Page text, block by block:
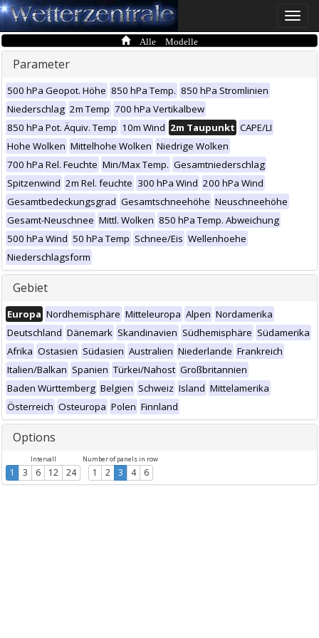
Toggle
Alle Modelle
Parameter
500 hPa Geopot. Höhe 850 hPa Temp. 850 hPa Stromlinien
Niederschlag 2m Temp 700 hPa Vertikalbew
850 hPa Pot. Äquiv. Temp 10m Wind 2m Taupunkt CAPE/LI
Hohe Wolken Mittelhohe Wolken Niedrige Wolken
700 hPa Rel. Feuchte Min/Max Temp. Gesamtniederschlag
Spitzenwind 2m Rel. feuchte 300 hPa Wind 200 hPa Wind
Gesamtbedeckungsgrad Gesamtschneehöhe Neuschneehöhe
Gesamt-Neuschnee Mittl. Wolken 850 hPa Temp. Abweichung
500 hPa Wind 50 hPa Temp Schnee/Eis Wellenhoehe
Niederschlagsform
Gebiet
Europa Nordhemisphäre Mitteleuropa Alpen Nordamerika
Deutschland Dänemark Skandinavien Südhemisphäre Südamerika
Afrika Ostasien Südasien Australien Niederlande Frankreich
Italien/Balkan Spanien Türkei/Nahost Großbritannien
Baden Württemberg Belgien Schweiz Island Mittelamerika
Österreich Osteuropa Polen Finnland
Options
Intervall
1 3 6 12 24
Number of panels in row
1 2 3 4 6